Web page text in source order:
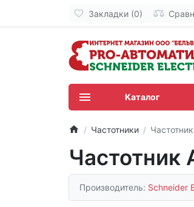
Закладки (0)
Каталог
Частотники
Частотник
Производитель: Schneider